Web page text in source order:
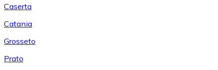
Caserta
Catania
Grosseto
Prato